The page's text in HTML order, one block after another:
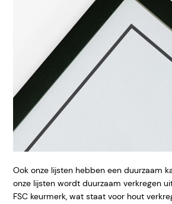
Ook onze lijsten hebben een duurzaam
onze lijsten wordt duurzaam verkregen
FSC keurmerk, wat staat voor hout